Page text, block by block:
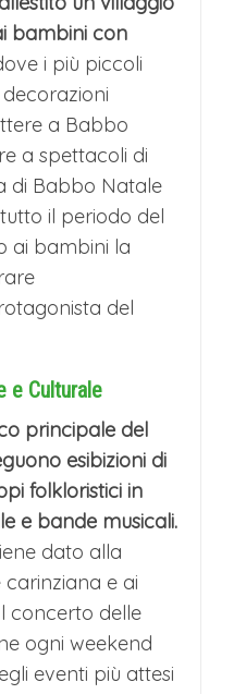
bambini con
i più piccoli
a Babbo
a spettacoli di
di Babbo Natale
il periodo del
ai bambini la
del
e Culturale
principale del
esibizioni di
folkloristici in
e bande musicali.
dato alla
e ai
concerto delle
ogni weekend
eventi più attesi